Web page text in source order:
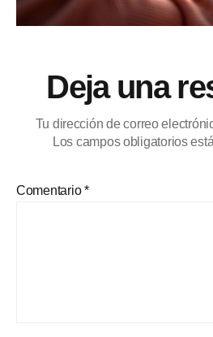
Deja una
Tu dirección de correo
Los campos obligatorios
Comentario*